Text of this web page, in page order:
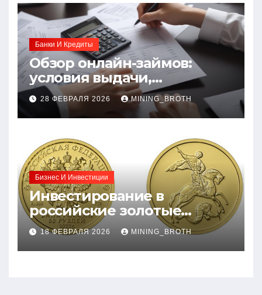
Банки И Кредиты
Обзор онлайн-займов:
условия выдачи,
процентные ставки и
требования к заемщикам
28 ФЕВРАЛЯ 2026 MINING_BROTH
Бизнес И Инвестиции
Инвестирование в
российские золотые
монеты: подробное
руководство
18 ФЕВРАЛЯ 2026 MINING_BROTH